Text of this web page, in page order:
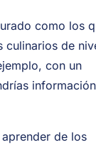
como los
culinarios de
con un
información
de los